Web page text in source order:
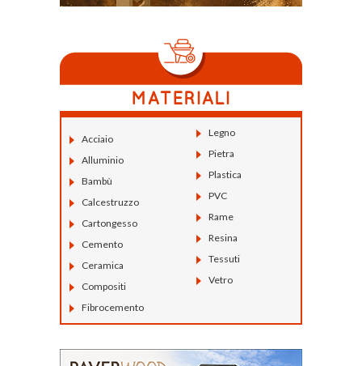
Acciaio
Alluminio
Bambù
Calcestruzzo
Cartongesso
Cemento
Ceramica
Compositi
Fibrocemento
Legno
Pietra
Plastica
PVC
Rame
Resina
Tessuti
Vetro